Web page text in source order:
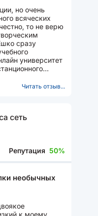
но очень
всяческих
то не верю
сразу
университет
Читать отзыв...
сеть
Репутация 50%
необычных
к моему